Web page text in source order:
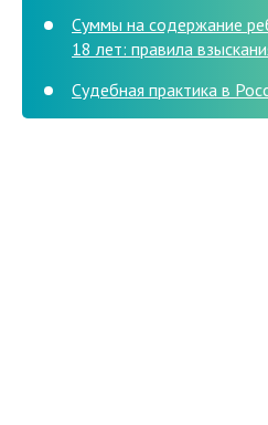
Суммы на содержание
18 лет: правила
Судебная практика в